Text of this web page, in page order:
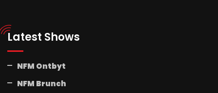
Latest Shows
NFM Ontbyt
NFM Brunch